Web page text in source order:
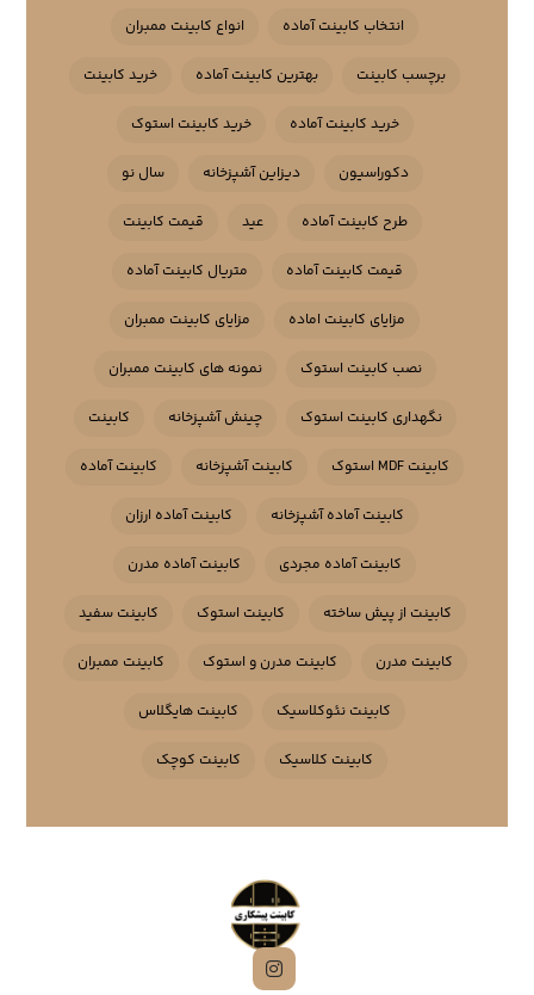
انتخاب کابینت آماده انواع کابینت ممبران
برچسب کابینت بهترین کابینت آماده خرید کابینت
خرید کابینت آماده خرید کابینت استوک
دکوراسیون دیزاین آشپزخانه سال نو
طرح کابینت آماده عید قیمت کابینت
قیمت کابینت آماده متریال کابینت آماده
مزایای کابینت اماده مزایای کابینت ممبران
نصب کابینت استوک نمونه های کابینت ممبران
نگهداری کابینت استوک چینش آشپزخانه کابینت
کابینت MDF استوک کابینت آشپزخانه کابینت آماده
کابینت آماده آشپزخانه کابینت آماده ارزان
کابینت آماده مجردی کابینت آماده مدرن
کابینت از پیش ساخته کابینت استوک کابینت سفید
کابینت مدرن کابینت مدرن و استوک کابینت ممبران
کابینت نئوکلاسیک کابینت هایگلاس
کابینت کلاسیک کابینت کوچک